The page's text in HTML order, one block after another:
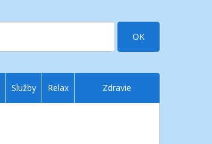
OK
Služby Relax Zdravie